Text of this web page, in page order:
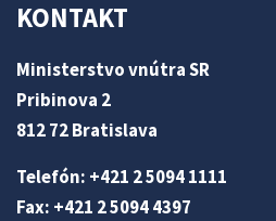
KONTAKT
Ministerstvo vnútra SR
Pribinova 2
812 72 Bratislava
Telefón: +421 2 5094 1111
Fax: +421 2 5094 4397